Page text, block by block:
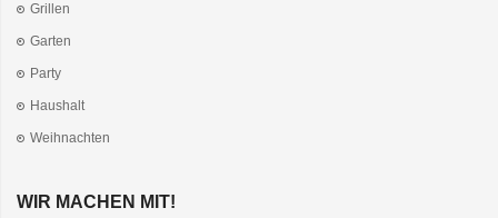
Grillen
Garten
Party
Haushalt
Weihnachten
WIR MACHEN MIT!